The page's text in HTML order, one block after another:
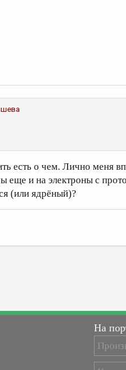
есть о чем. Лично меня
еще и на электроны с
(или ядрёный)?
На